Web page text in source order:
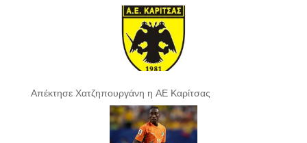
Απέκτησε Χατζηπουργάνη η ΑΕ Καρίτσας